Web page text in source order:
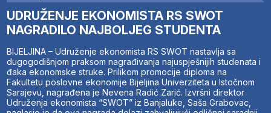
UDRUŽENJE EKONOMISTA RS SWOT
NAGRADILO NAJBOLJEG STUDENTA
BIJELJINA – Udruženje ekonomista RS SWOT nastavlja sa
dugogodišnjom praksom nagrađivanja najuspješnijih studenata i
đaka ekonomske struke. Prilikom promocije diploma na
Fakultetu poslovne ekonomije Bijeljina Univerziteta u Istočnom
Sarajevu, nagrađena je Nevena Radić Zarić. Izvršni direktor
Udruženja ekonomista “SWOT” iz Banjaluke, Saša Grabovac,